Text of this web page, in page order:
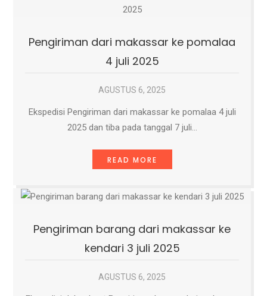
Pengiriman dari makassar ke pomalaa
4 juli 2025
AGUSTUS 6, 2025
Ekspedisi Pengiriman dari makassar ke pomalaa 4 juli
2025 dan tiba pada tanggal 7 juli…
READ MORE
Pengiriman barang dari makassar ke
kendari 3 juli 2025
AGUSTUS 6, 2025